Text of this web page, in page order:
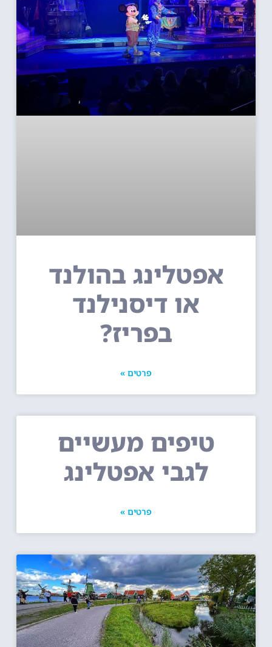
אפטלינג בהולנד
או דיסנילנד
בפריז?
פרטים »
טיפים מעשיים
לגבי אפטלינג
פרטים »